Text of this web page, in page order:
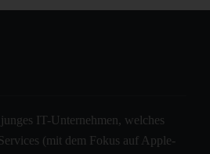
IT-Unternehmen, welches
(mit dem Fokus auf Apple-